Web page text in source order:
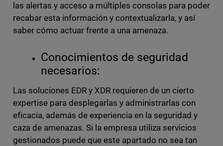
las alertas y acceso a múltiples consolas para poder
recabar esta información y contextualizarla, y así
saber cómo actuar frente a una amenaza.
Conocimientos de seguridad
necesarios:
Las soluciones EDR y XDR requieren de un cierto
expertise para desplegarlas y administrarlas con
eficacia, además de experiencia en la seguridad y
caza de amenazas. Si la empresa utiliza servicios
gestionados puede que este apartado no sea tan